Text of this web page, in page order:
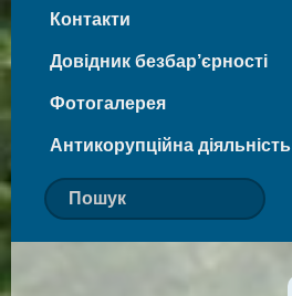
Контакти
Довідник безбар’єрності
Фотогалерея
Антикорупційна діяльність